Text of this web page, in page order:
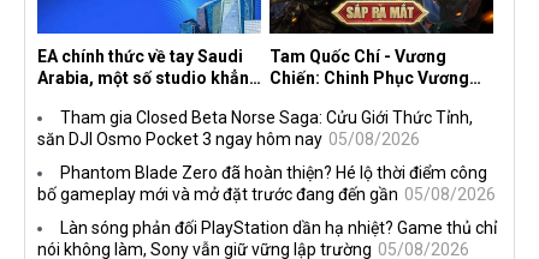
EA chính thức về tay Saudi
Arabia, một số studio khẳng
lược DEI
Tam Quốc Chí - Vương
Chiến: Chinh Phục Vương
sáu thị trường Đông Nam Á
Tham gia Closed Beta Norse Saga: Cửu Giới Thức Tỉnh,
săn DJI Osmo Pocket 3 ngay hôm nay 05/08/2026
Phantom Blade Zero đã hoàn thiện? Hé lộ thời điểm công
bố gameplay mới và mở đặt trước đang đến gần 05/08/2026
Làn sóng phản đối PlayStation dần hạ nhiệt? Game thủ chỉ
nói không làm, Sony vẫn giữ vững lập trường 05/08/2026